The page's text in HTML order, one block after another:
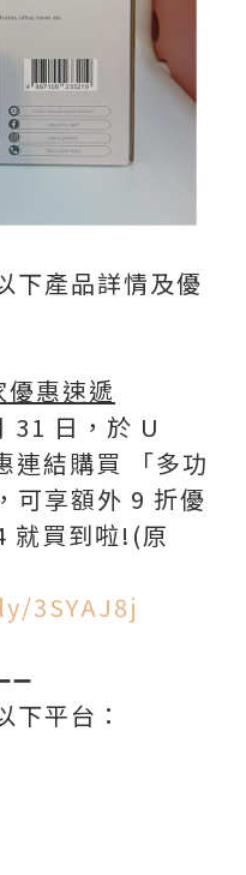
下產品詳情及優
惠速遞
31 日，於 U
結購買 「多功
可享額外 9 折優
就買到啦!(原
3SYAJ8j
下平台：